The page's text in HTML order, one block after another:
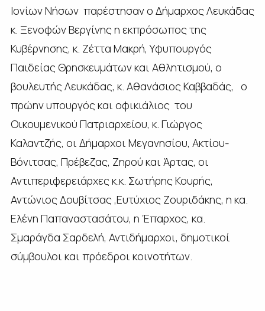
Ιονίων Νήσων παρέστησαν ο Δήμαρχος Λευκάδας
κ. Ξενοφών Βεργίνης η εκπρόσωπος της
Κυβέρνησης, κ. Ζέττα Μακρή, Yφυπουργός
Παιδείας Θρησκευμάτων και Αθλητισμού, ο
βουλευτής Λευκάδας, κ. Αθανάσιος Καββαδάς, ο
πρώην υπουργός και οφικιάλιος του
Οικουμενικού Πατριαρχείου, κ. Γιώργος
Καλαντζής, οι Δήμαρχοι Μεγανησίου, Ακτίου-
Βόνιτσας, Πρέβεζας, Ζηρού και Άρτας, οι
Αντιπεριφερειάρχες κ.κ. Σωτήρης Κουρής,
Αντώνιος Δουβίτσας ,Ευτύχιος Ζουριδάκης, η κα.
Ελένη Παπαναστασάτου, η Έπαρχος, κα.
Σμαράγδα Σαρδελή, Αντιδήμαρχοι, δημοτικοί
σύμβουλοι και πρόεδροι κοινοτήτων.